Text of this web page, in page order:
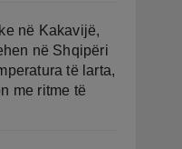
në Kakavijë,
në Shqipëri
të larta,
me ritme të